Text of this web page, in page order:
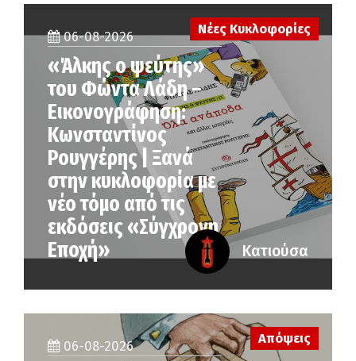
06-08-2026
«Άλκης ο ψεύτης»
του Φώντα Λάδη –
Εικονογράφηση:
Κωνσταντίνος
Ρουγγέρης | Ξανά
στην κυκλοφορία με
νέο τόμο από τις
εκδόσεις «Σύγχρονη
Εποχή»
Νέες Κυκλοφορίες
Κατιούσα
06-08-2026
Απόψεις